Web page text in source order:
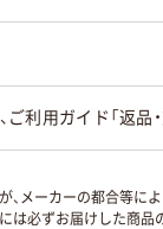
ご利用ガイド「返
ーカーの都合等によ
必ずお届けした商